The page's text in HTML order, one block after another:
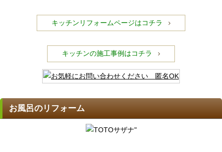
キッチンリフォームページはコチラ
キッチンの施工事例はコチラ
お風呂のリフォーム